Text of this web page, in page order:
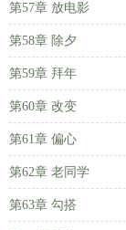
第57章 放电影
第58章 除夕
第59章 拜年
第60章 改变
第61章 偏心
第62章 老同学
第63章 勾搭